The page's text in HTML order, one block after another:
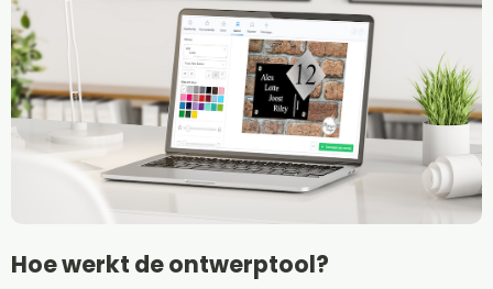
Hoe werkt de ontwerptool?